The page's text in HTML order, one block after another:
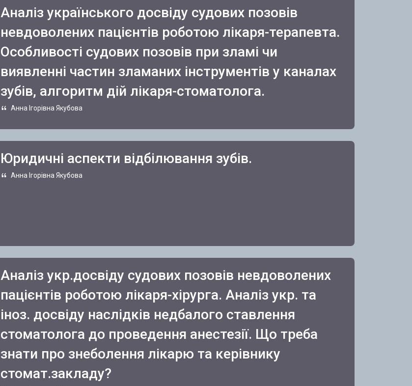
Аналіз українського досвіду судових позовів
невдоволених пацієнтів роботою лікаря-терапевта.
Особливості судових позовів при зламі чи
виявленні частин зламаних інструментів у каналах
зубів, алгоритм дій лікаря-стоматолога.
Анна Ігорівна Якубова
Юридичні аспекти відбілювання зубів.
Анна Ігорівна Якубова
Аналіз укр.досвіду судових позовів невдоволених
пацієнтів роботою лікаря-хірурга. Аналіз укр. та
іноз. досвіду наслідків недбалого ставлення
стоматолога до проведення анестезії. Що треба
знати про знеболення лікарю та керівнику
стомат.закладу?